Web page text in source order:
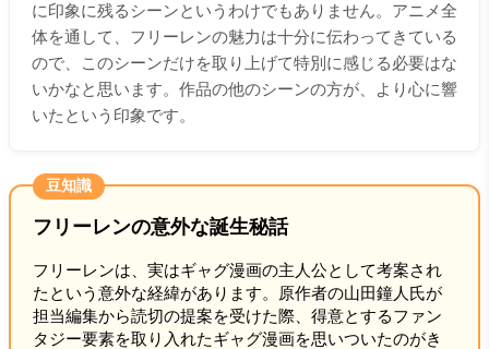
に印象に残るシーンというわけでもありません。アニメ全
体を通して、フリーレンの魅力は十分に伝わってきている
ので、このシーンだけを取り上げて特別に感じる必要はな
いかなと思います。作品の他のシーンの方が、より心に響
いたという印象です。
豆知識
フリーレンの意外な誕生秘話
フリーレンは、実はギャグ漫画の主人公として考案され
たという意外な経緯があります。原作者の山田鐘人氏が
担当編集から読切の提案を受けた際、得意とするファン
タジー要素を取り入れたギャグ漫画を思いついたのがき